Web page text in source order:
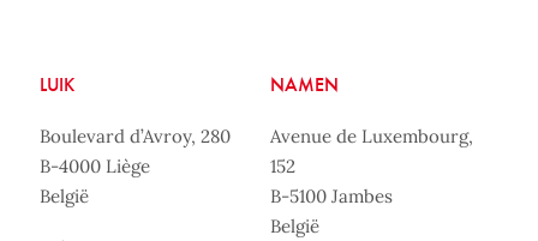
LUIK
Boulevard d’Avroy, 280
B-4000 Liège
België
NAMEN
Avenue de Luxembourg,
152
B-5100 Jambes
België